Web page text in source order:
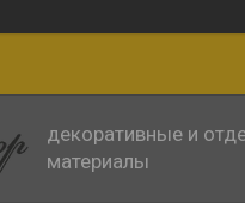
декоративные и
материалы